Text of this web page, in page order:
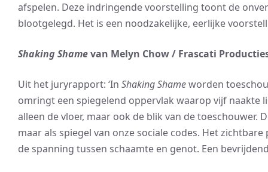
afspelen. Deze indringende voorstelling toont de
blootgelegd. Het is een noodzakelijke, eerlijke
Shaking Shamevan Melyn Chow / Frascati
Uit het juryrapport: ‘In Shaking Shameworden
omringt een spiegelend oppervlak waarop vijf naakte
alleen de vloer, maar ook de blik van de
maar als spiegel van onze sociale codes. Het
de spanning tussen schaamte en genot. Een